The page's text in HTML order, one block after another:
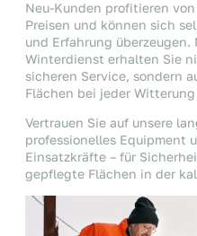
Neu-Kunden profitieren
Preisen und können sich
und Erfahrung überzeugen.
Winterdienst erhalten Sie
sicheren Service, sondern
Flächen bei jeder
Vertrauen Sie auf unsere
professionelles Equipment
Einsatzkräfte – für
gepflegte Flächen in der